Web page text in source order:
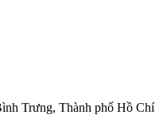
Trưng, Thành phố Hồ Chí